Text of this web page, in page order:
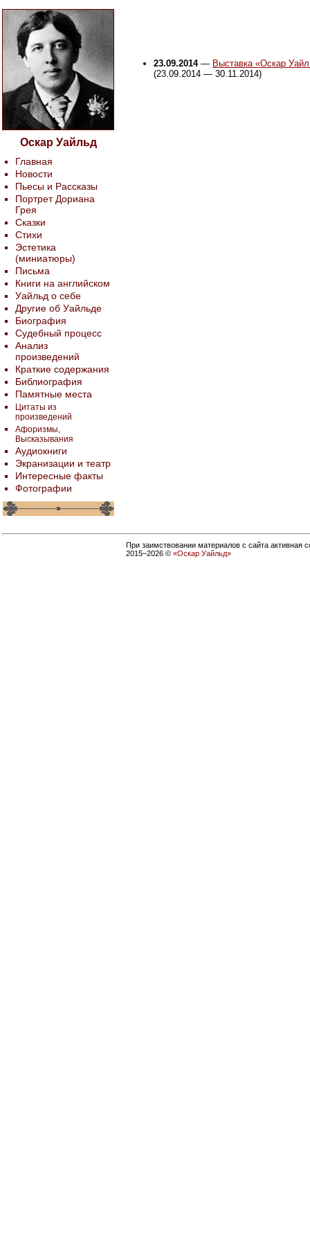
Оскар Уайльд
Главная
Новости
Пьесы и Рассказы
Портрет Дориана
Грея
Сказки
Стихи
Эстетика
(миниатюры)
Письма
Книги на английском
Уайльд о себе
Другие об Уайльде
Биография
Судебный процесс
Анализ
произведений
Краткие содержания
Библиография
Памятные места
Цитаты из
произведений
Афоризмы,
Высказывания
Аудиокниги
Экранизации и театр
Интересные факты
Фотографии
23.09.2014— Выставка «Оскар
(23.09.2014 — 30.11.2014)
При заимствовании материалов с сайта активная
2015–2026 © «Оскар Уайльд»